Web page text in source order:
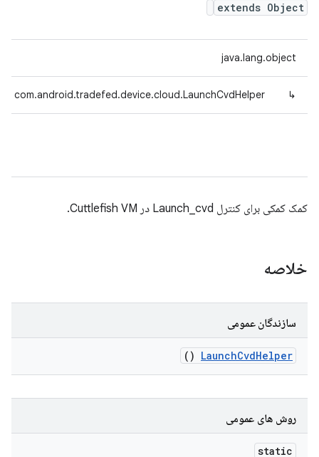
extends Object
java.lang.object
↳
com.android.tradefed.device.cloud.LaunchCvdHelper
کمک کمکی برای کنترل Launch_cvd در Cuttlefish VM.
خلاصه
سازندگان عمومی
LaunchCvdHelper
()
روش های عمومی
static